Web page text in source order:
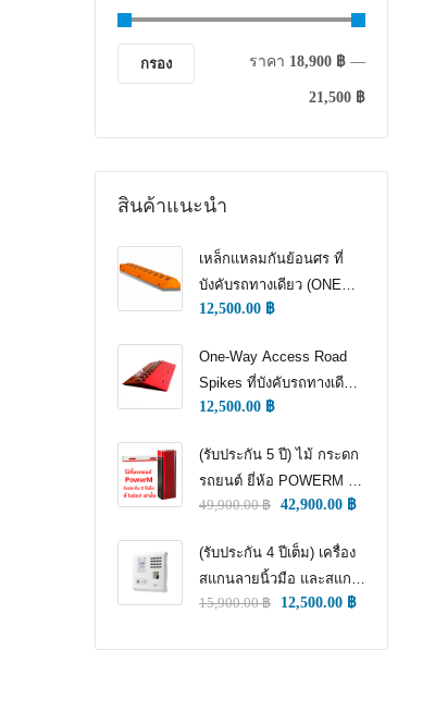
กรอง ราคา 18,900 ฿ —
21,500 ฿
สินค้าแนะนำ
เหล็กแหลมกันย้อนศร ที่
บังคับรถทางเดียว (ONE
WAY TRAFFIC
12,500.00 ฿
One-Way Access Road
Spikes ที่บังคับรถทางเดียว
(ONE WAY TRAFFIC
ล้อ)
12,500.00 ฿
(รับประกัน 5 ปี) ไม้ กระดก
รถยนต์ ยี่ห้อ POWERM รุ่น
9000 ทนทานสูงที่สุด อึด
49,900.00฿ 42,900.00 ฿
(รับประกัน 4 ปีเต็ม) เครื่อง
สแกนลายนิ้วมือ และสแกน
ใบหน้า สำหรับลงเวลา
15,900.00฿ 12,500.00 ฿